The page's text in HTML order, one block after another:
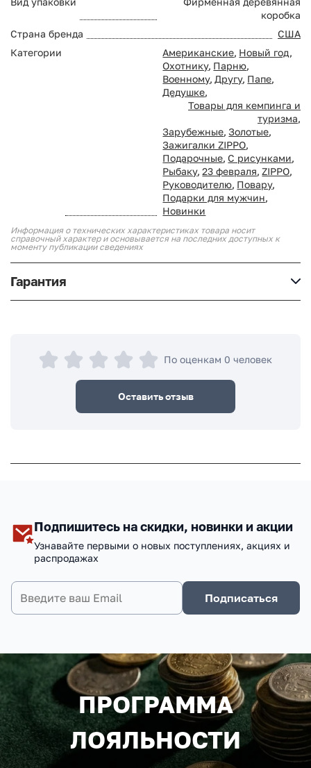
коробка
Страна бренда
США
Категории
Американские, Новый год,
Охотнику, Парню,
Военному, Другу, Папе,
Дедушке,
Товары для кемпинга и
туризма,
Зарубежные, Золотые,
Зажигалки ZIPPO,
Подарочные, С рисунками,
Рыбаку, 23 февраля, ZIPPO,
Руководителю, Повару,
Подарки для мужчин,
Новинки
Информация о технических характеристиках товара носит
справочный характер и основывается на последних доступных к
моменту публикации сведениях
Гарантия
По оценкам 0 человек
Оставить отзыв
Подпишитесь на скидки, новинки и акции
Узнавайте первыми о новых поступлениях, акциях и
распродажах
Подписаться
ПРОГРАММА
ЛОЯЛЬНОСТИ